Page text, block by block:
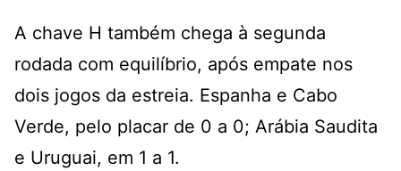
A chave H também chega à segunda
rodada com equilíbrio, após empate nos
dois jogos da estreia. Espanha e Cabo
Verde, pelo placar de 0 a 0; Arábia Saudita
e Uruguai, em 1 a 1.